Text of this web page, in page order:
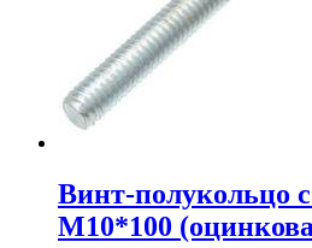
Винт-полукольцо
М10*100